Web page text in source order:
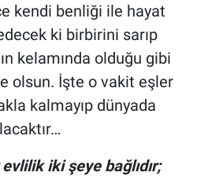
kendi benliği ile hayat
ki birbirini sarıp
kelamında olduğu gibi
olsun. İşte o vakit eşler
kalmayıp dünyada
iki şeye bağlıdır;